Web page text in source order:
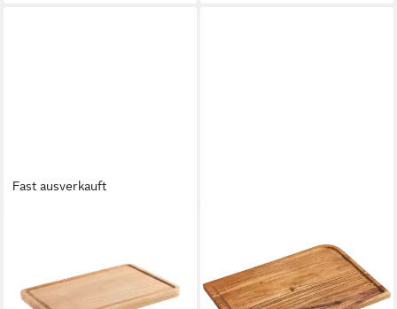
Fast ausverkauft
(1-St), Kautschuk-Holz,
Saftrille, klingenschonend
ab 15,34 €
24,95 €
Akazieholz, FSC, Akazienholz,
(1-St), mit Saftrille
17,99 € UVP19,99 €